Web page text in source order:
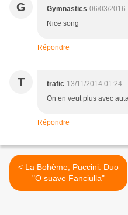
G Gymnastics 06/03/2016
Nice song
Répondre
T trafic 13/11/2014 01:24
On en veut plus avec
Répondre
< La Bohème, Puccini: Duo
"O suave Fanciulla"